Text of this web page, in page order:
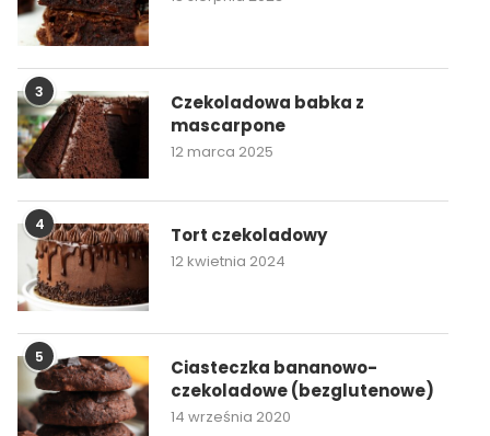
3
Czekoladowa babka z
mascarpone
12 marca 2025
4 Tort czekoladowy
12 kwietnia 2024
5
Ciasteczka bananowo-
czekoladowe (bezglutenowe)
14 września 2020